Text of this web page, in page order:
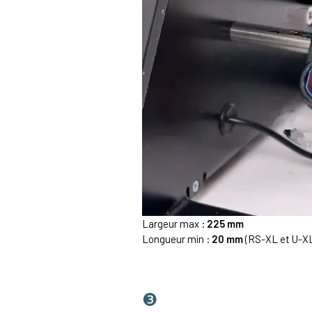
Largeur max : 225 mm
Longueur min : 20 mm(RS-XL et U-
❸